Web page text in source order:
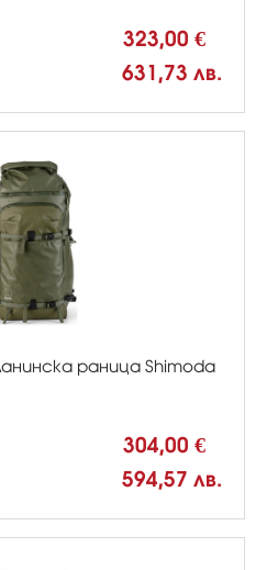
323,00 €
631,73 лв.
раница Shimoda
304,00 €
594,57 лв.